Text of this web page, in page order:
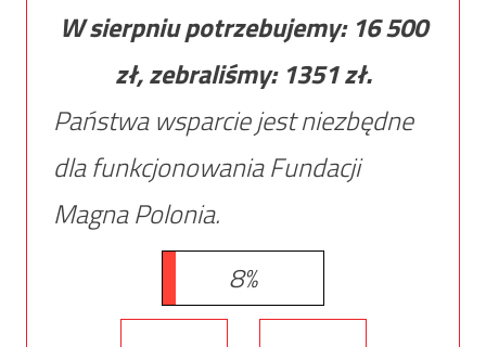
W sierpniu potrzebujemy: 16 500
zł, zebraliśmy: 1351zł.
Państwa wsparcie jest niezbędne
dla funkcjonowania Fundacji
Magna Polonia.
8%